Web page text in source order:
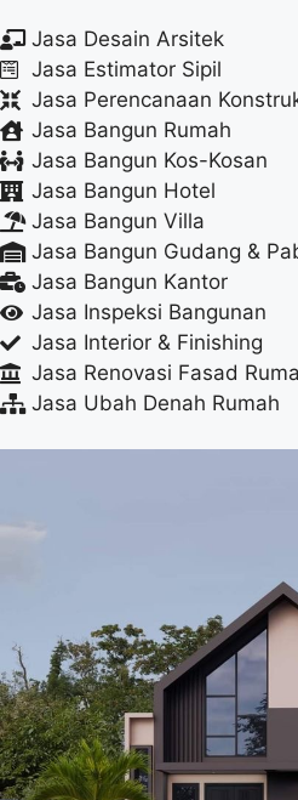
Jasa Desain Arsitek
Jasa Estimator Sipil
Jasa Perencanaan
Jasa Bangun Rumah
Jasa Bangun Kos-Kosan
Jasa Bangun Hotel
Jasa Bangun Villa
Jasa Bangun Gudang &
Jasa Bangun Kantor
Jasa Inspeksi Bangunan
Jasa Interior & Finishing
Jasa Renovasi Fasad
Jasa Ubah Denah Rumah